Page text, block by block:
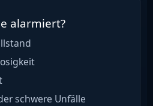
alarmiert?
schwere Unfälle